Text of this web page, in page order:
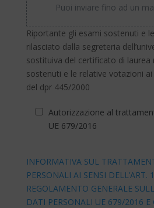
Puoi inviare fino ad un
Riportante gli esami sostenuti e
rilasciato dalla segreteria
sostituiva del certificato di laurea
sostenuti e le relative votazioni ai
del dpr 445/2000
Autorizzazione al
UE 679/2016
INFORMATIVA SUL
PERSONALI AI SENSI DELL’ART.
REGOLAMENTO GENERALE
DATI PERSONALI UE 679/2016 E